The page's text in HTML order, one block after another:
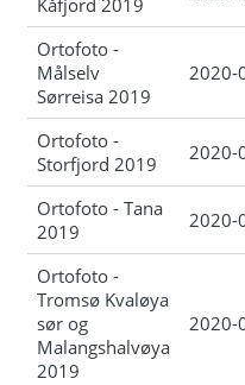
Kåfjord 2019
Ortofoto -
Målselv
Sørreisa 2019
2020-
Ortofoto -
Storfjord 2019
2020-
Ortofoto - Tana
2019
2020-
Ortofoto -
Tromsø Kvaløya
sør og
Malangshalvøya
2019
2020-